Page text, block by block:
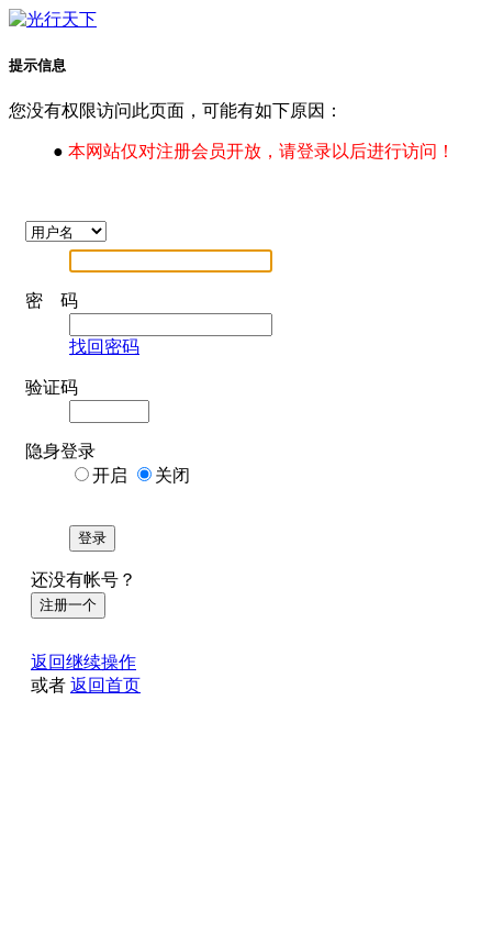
提示信息
您没有权限访问此页面，可能有如下原因：
● 本网站仅对注册会员开放，请登录以后进行访问！
密 码
找回密码
验证码
隐身登录
开启
关闭
登录
还没有帐号？
注册一个
返回继续操作
或者 返回首页